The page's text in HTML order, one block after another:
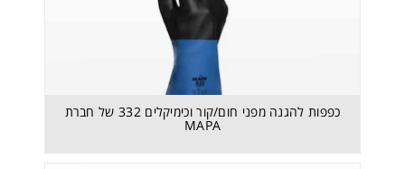
כפפות להגנה מפני חום/קור וכימיקלים 332 של חברת
MAPA